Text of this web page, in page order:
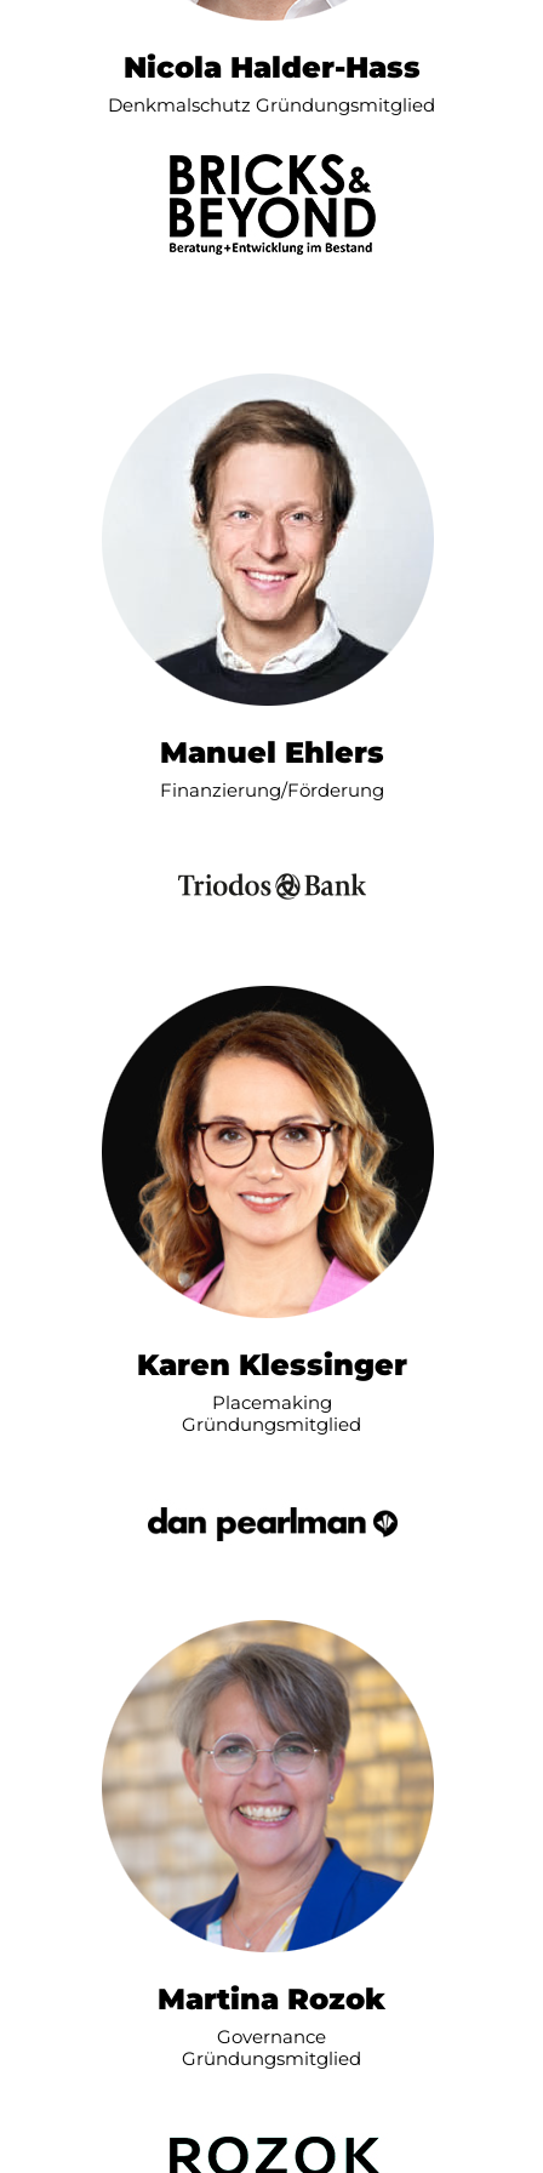
Nicola Halder-Hass
Denkmalschutz Gründungsmitglied
Manuel Ehlers
Finanzierung/Förderung
Karen Klessinger
Placemaking
Gründungsmitglied
Martina Rozok
Governance
Gründungsmitglied